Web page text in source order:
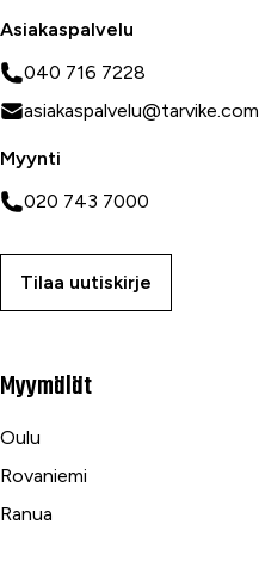
Asiakaspalvelu
040 716 7228
asiakaspalvelu@tarvike.com
Myynti
020 743 7000
Tilaa uutiskirje
Myymälät
Oulu
Rovaniemi
Ranua